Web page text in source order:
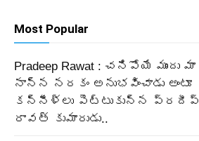
Most Popular
Pradeep Rawat : చనిపోయే ముందు మా
నాన్న నరకం అనుభవించాడు అంటూ
కన్నీళ్లు పెట్టుకున్న ప్రదీప్
రావత్ కుమారుడు..